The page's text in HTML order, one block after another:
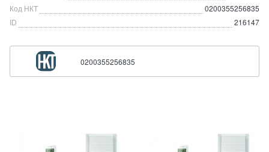
Код НКТ
0200355256835
ID
216147
0200355256835